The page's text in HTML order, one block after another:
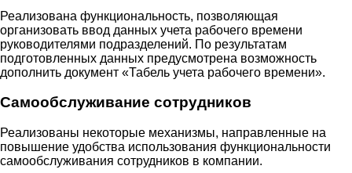
Реализована функциональность, позволяющая
организовать ввод данных учета рабочего времени
руководителями подразделений. По результатам
подготовленных данных предусмотрена возможность
дополнить документ «Табель учета рабочего времени».
Самообслуживание сотрудников
Реализованы некоторые механизмы, направленные на
повышение удобства использования функциональности
самообслуживания сотрудников в компании.